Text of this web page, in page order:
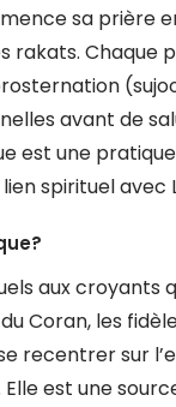
sa prière
Chaque
avant de
est une
spirituel avec
aux croyants
Coran, les
recentrer sur
est une